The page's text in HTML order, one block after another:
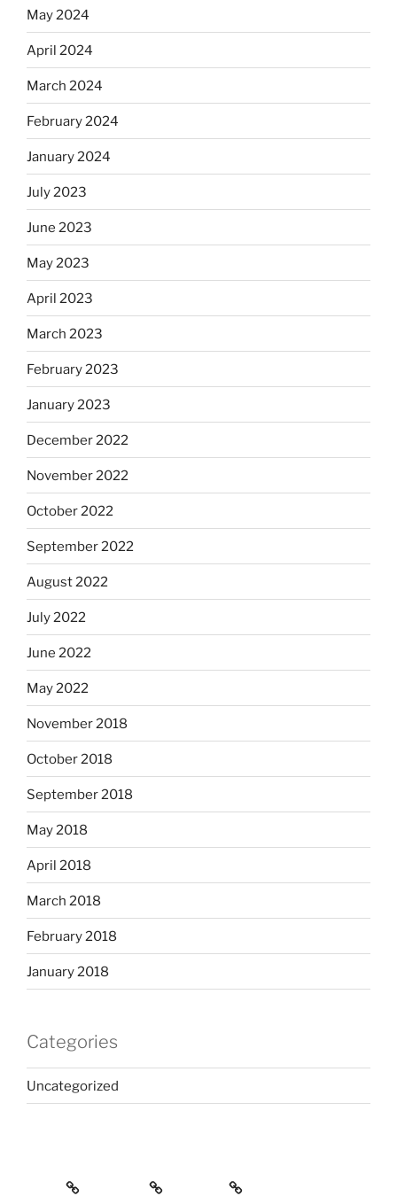
May 2024
April 2024
March 2024
February 2024
January 2024
July 2023
June 2023
May 2023
April 2023
March 2023
February 2023
January 2023
December 2022
November 2022
October 2022
September 2022
August 2022
July 2022
June 2022
May 2022
November 2018
October 2018
September 2018
May 2018
April 2018
March 2018
February 2018
January 2018
Categories
Uncategorized
Home Services Contact